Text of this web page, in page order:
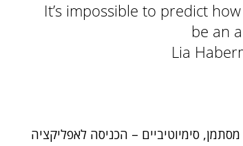
It’s impossible to predict
be an
סימיוטיביים – הכניסה לאפליקציה